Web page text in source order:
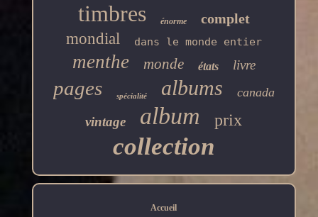
timbres énorme complet
mondial dans le monde entier
menthe monde états livre
pages spécialité albums canada
vintage album prix
collection
Accueil